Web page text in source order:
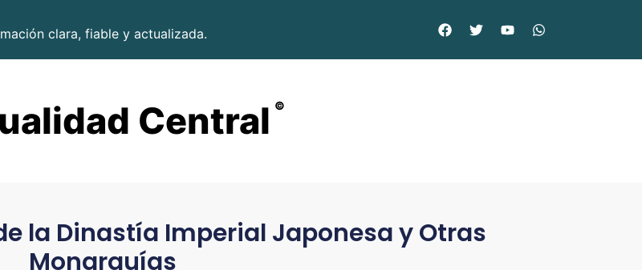
clara, fiable y actualizada.
Central ©
la Dinastía Imperial Japonesa y Otras
Monarquías